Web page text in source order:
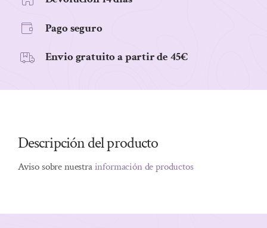
Pago seguro
Envio gratuito a partir de 45€
Descripción del producto
Aviso sobre nuestrainformación de productos